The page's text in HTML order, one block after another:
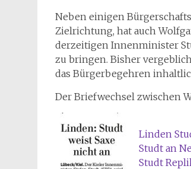
Neben einigen
Zielrichtung, hat auch
derzeitigen Innenminister
zu bringen. Bisher
das Bürgerbegehren
Der Briefwechsel zwischen
Linden
Studt an
Studt